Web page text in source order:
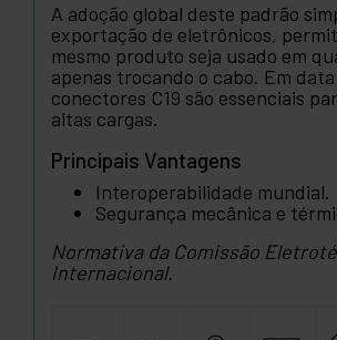
A adoção global deste padrão
exportação de eletrônicos,
mesmo produto seja usado em
apenas trocando o cabo. Em
conectores C19 são essenciais
altas cargas.
Principais Vantagens
Interoperabilidade mundial.
Segurança mecânica e
Normativa da Comissão
Internacional.